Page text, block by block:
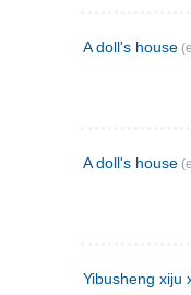
A doll's house
A doll's house
Yibusheng xiju